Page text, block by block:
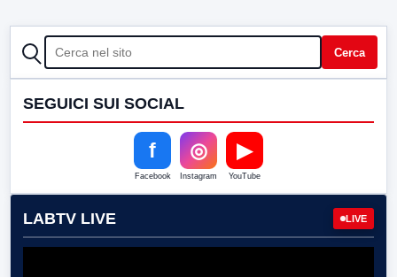
CERCA Cerca
SEGUICI SUI SOCIAL
f
Facebook
◎
Instagram
▶
YouTube
LABTV LIVE LIVE